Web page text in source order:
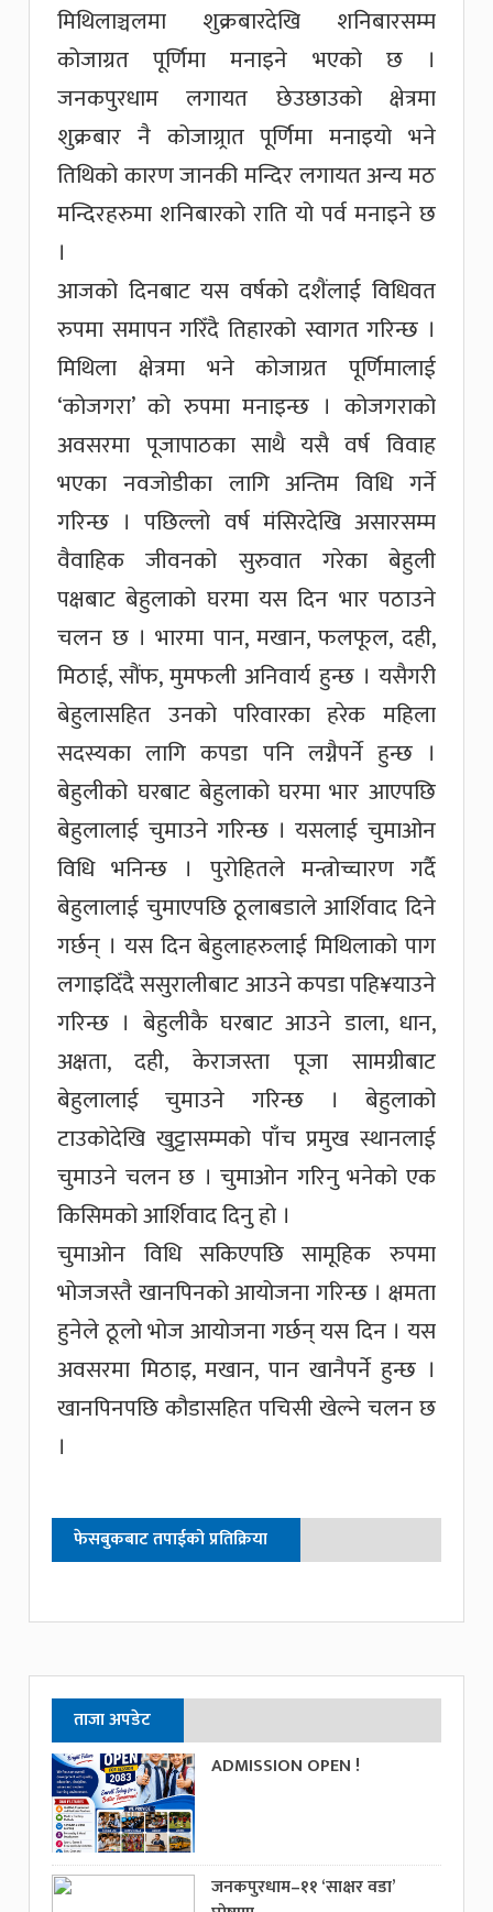
मिथिलाञ्चलमा शुक्रबारदेखि शनिबारसम्म
कोजाग्रत पूर्णिमा मनाइने भएको छ ।
जनकपुरधाम लगायत छेउछाउको क्षेत्रमा
शुक्रबार नै कोजाग्र्रात पूर्णिमा मनाइयो भने
तिथिको कारण जानकी मन्दिर लगायत अन्य मठ
मन्दिरहरुमा शनिबारको राति यो पर्व मनाइने छ
।
आजको दिनबाट यस वर्षको दशैंलाई विधिवत
रुपमा समापन गरिँदै तिहारको स्वागत गरिन्छ ।
मिथिला क्षेत्रमा भने कोजाग्रत पूर्णिमालाई
‘कोजगरा’ को रुपमा मनाइन्छ । कोजगराको
अवसरमा पूजापाठका साथै यसै वर्ष विवाह
भएका नवजोडीका लागि अन्तिम विधि गर्ने
गरिन्छ । पछिल्लो वर्ष मंसिरदेखि असारसम्म
वैवाहिक जीवनको सुरुवात गरेका बेहुली
पक्षबाट बेहुलाको घरमा यस दिन भार पठाउने
चलन छ । भारमा पान, मखान, फलफूल, दही,
मिठाई, सौंफ, मुमफली अनिवार्य हुन्छ । यसैगरी
बेहुलासहित उनको परिवारका हरेक महिला
सदस्यका लागि कपडा पनि लग्नैपर्ने हुन्छ ।
बेहुलीको घरबाट बेहुलाको घरमा भार आएपछि
बेहुलालाई चुमाउने गरिन्छ । यसलाई चुमाओन
विधि भनिन्छ । पुरोहितले मन्त्रोच्चारण गर्दै
बेहुलालाई चुमाएपछि ठूलाबडाले आर्शिवाद दिने
गर्छन् । यस दिन बेहुलाहरुलाई मिथिलाको पाग
लगाइदिँदै ससुरालीबाट आउने कपडा पहि¥याउने
गरिन्छ । बेहुलीकै घरबाट आउने डाला, धान,
अक्षता, दही, केराजस्ता पूजा सामग्रीबाट
बेहुलालाई चुमाउने गरिन्छ । बेहुलाको
टाउकोदेखि खुट्टासम्मको पाँच प्रमुख स्थानलाई
चुमाउने चलन छ । चुमाओन गरिनु भनेको एक
किसिमको आर्शिवाद दिनु हो ।
चुमाओन विधि सकिएपछि सामूहिक रुपमा
भोजजस्तै खानपिनको आयोजना गरिन्छ । क्षमता
हुनेले ठूलो भोज आयोजना गर्छन् यस दिन । यस
अवसरमा मिठाइ, मखान, पान खानैपर्ने हुन्छ ।
खानपिनपछि कौडासहित पचिसी खेल्ने चलन छ
।
फेसबुकबाट तपाईको प्रतिक्रिया
ताजा अपडेट
ADMISSION OPEN !
जनकपुरधाम–११ ‘साक्षर वडा’